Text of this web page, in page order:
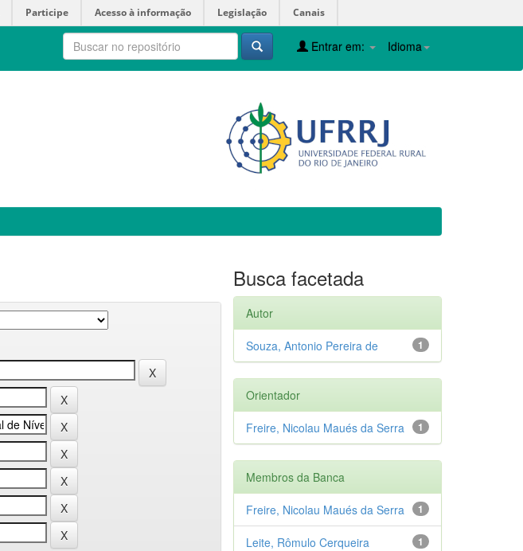
Participe Acesso à informação Legislação Canais
Idioma
Entrar em:
Busca facetada
Autor
1
Souza, Antonio Pereira de
Orientador
1
Freire, Nicolau Maués da Serra
Membros da Banca
1
Freire, Nicolau Maués da Serra
1
Leite, Rômulo Cerqueira